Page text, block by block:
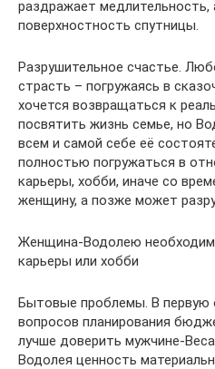
раздражает медлительность,
поверхностность спутницы.
Разрушительное счастье.
страсть – погружаясь в
хочется возвращаться к
посвятить жизнь семье, но
всем и самой себе её
полностью погружаться в
карьеры, хобби, иначе со
женщину, а позже может
Женщина-Водолею
карьеры или хобби
Бытовые проблемы. В первую
вопросов планирования
лучше доверить мужчине-
Водолея ценность